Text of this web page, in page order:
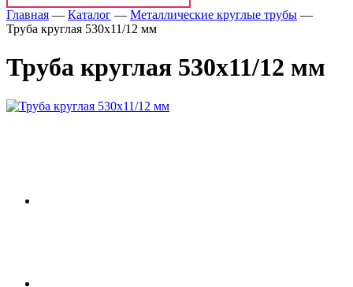
Главная — Каталог — Металлические круглые трубы —
Труба круглая 530х11/12 мм
Труба круглая 530х11/12 мм